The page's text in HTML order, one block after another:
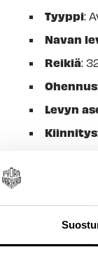
Tyyppi:
Navan
Reikiä:
Ohennus
Levyn
Kiinnitys